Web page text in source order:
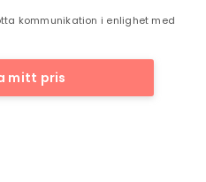
kommunikation i enlighet med
mitt pris